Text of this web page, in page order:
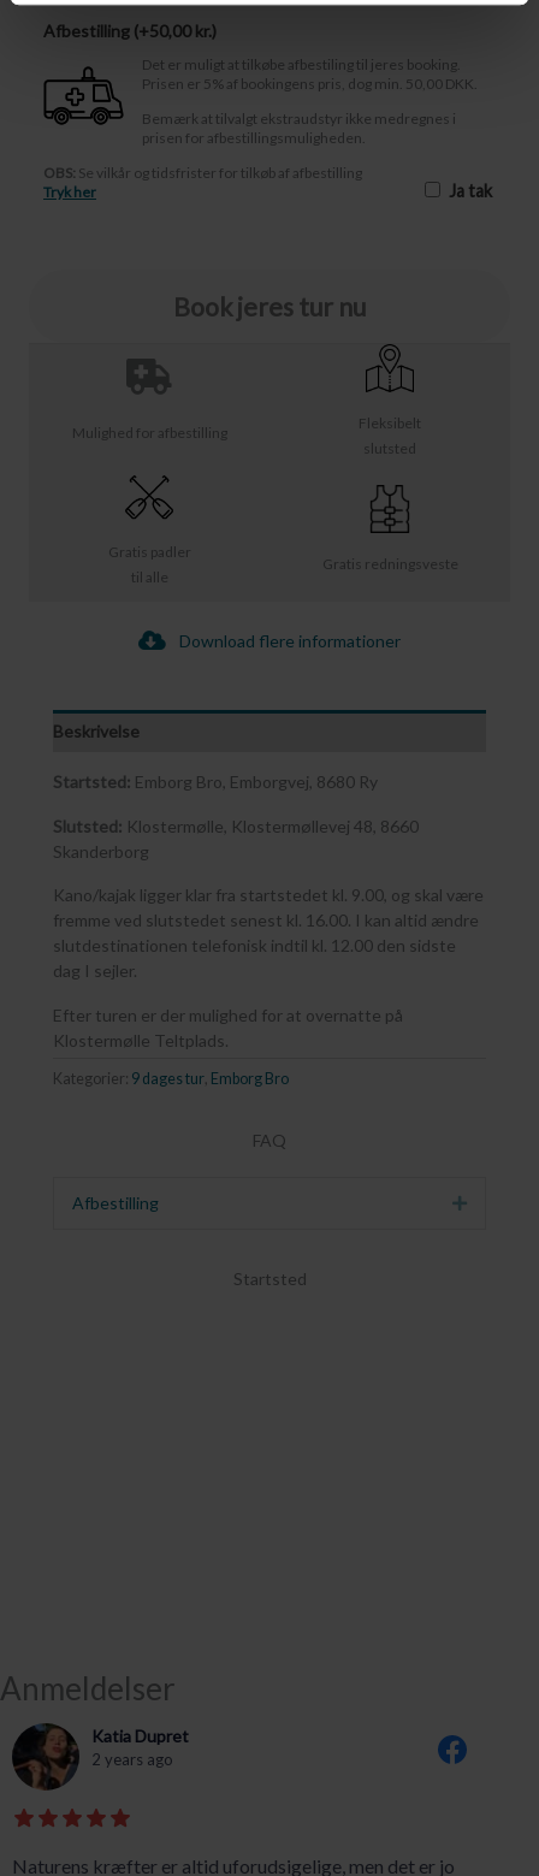
Gratis redningsveste
Gratis padler
til alle
Fleksibelt
slutsted
Mulighed for afbestilling
Download flere informationer
Beskrivelse
Startsted: Emborg Bro, Emborgvej, 8680 Ry
Slutsted: Klostermølle, Klostermøllevej 48, 8660
Skanderborg
Kano/kajak ligger klar fra startstedet kl. 9.00, og skal være
fremme ved slutstedet senest kl. 16.00. I kan altid ændre
slutdestinationen telefonisk indtil kl. 12.00 den sidste
dag I sejler.
Efter turen er der mulighed for at overnatte på
Klostermølle Teltplads.
Kategorier: 9 dages tur, Emborg Bro
FAQ
Afbestilling Udvid
Startsted
Afbestilling ( 50,00 kr.)
Det er muligt at tilkøbe afbestiling til jeres booking.
Prisen er 5% af bookingens pris, dog min. 50,00 DKK.
Bemærk at tilvalgt ekstraudstyr ikke medregnes i
prisen for afbestillingsmuligheden.
OBS: Se vilkår og tidsfrister for tilkøb af afbestilling
Tryk her
Ja tak
Book jeres tur nu
Anmeldelser
Katia Dupret
2 years ago
Naturens kræfter er altid uforudsigelige, men det er jo